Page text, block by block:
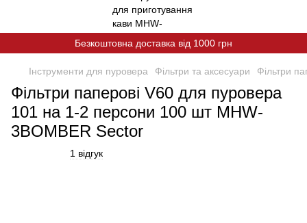
Безкоштовна доставка від 1000 грн
Інструменти для пуровера Фільтри та аксесуари Фільтри
Фільтри паперові V60 для пуровера
101 на 1-2 персони 100 шт MHW-
3BOMBER Sector
1 відгук